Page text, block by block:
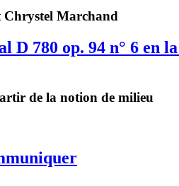
Chrystel Marchand
D 780 op. 94 n° 6 en
de la notion de milieu